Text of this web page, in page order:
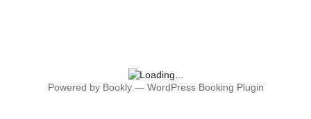
Powered by Bookly— WordPress Booking Plugin